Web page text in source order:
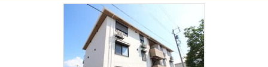
不動産会社から
TOP